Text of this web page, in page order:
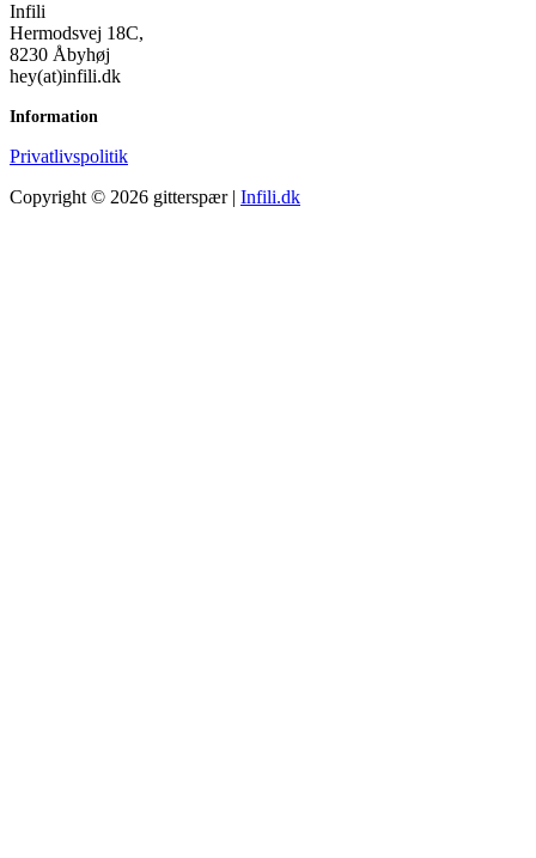
Infili
Hermodsvej 18C,
8230 Åbyhøj
hey(at)infili.dk
Information
Privatlivspolitik
Copyright © 2026 gitterspær | Infili.dk